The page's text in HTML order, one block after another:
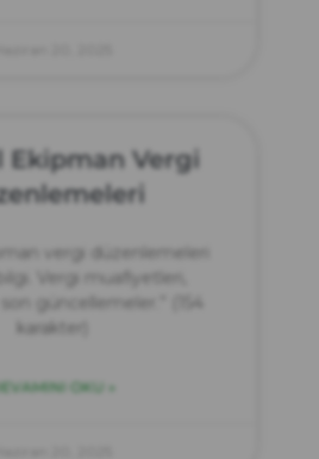
Ekipman Vergi
vergi düzenlemeleri
Vergi muafiyetleri,
güncellemeler.” (154
karakter)
OKU »